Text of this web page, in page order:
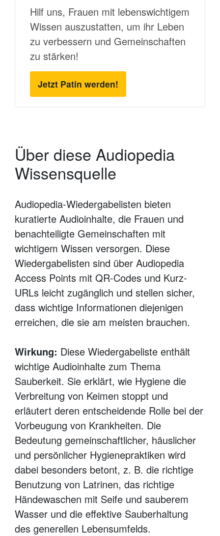
Hilf uns, Frauen mit lebenswichtigem
Wissen auszustatten, um ihr Leben
zu verbessern und Gemeinschaften
zu stärken!
Jetzt Patin werden!
Über diese Audiopedia
Wissensquelle
Audiopedia-Wiedergabelisten bieten
kuratierte Audioinhalte, die Frauen und
benachteiligte Gemeinschaften mit
wichtigem Wissen versorgen. Diese
Wiedergabelisten sind über Audiopedia
Access Points mit QR-Codes und Kurz-
URLs leicht zugänglich und stellen sicher,
dass wichtige Informationen diejenigen
erreichen, die sie am meisten brauchen.
Wirkung: Diese Wiedergabeliste enthält
wichtige Audioinhalte zum Thema
Sauberkeit. Sie erklärt, wie Hygiene die
Verbreitung von Keimen stoppt und
erläutert deren entscheidende Rolle bei der
Vorbeugung von Krankheiten. Die
Bedeutung gemeinschaftlicher, häuslicher
und persönlicher Hygienepraktiken wird
dabei besonders betont, z. B. die richtige
Benutzung von Latrinen, das richtige
Händewaschen mit Seife und sauberem
Wasser und die effektive Sauberhaltung
des generellen Lebensumfelds.